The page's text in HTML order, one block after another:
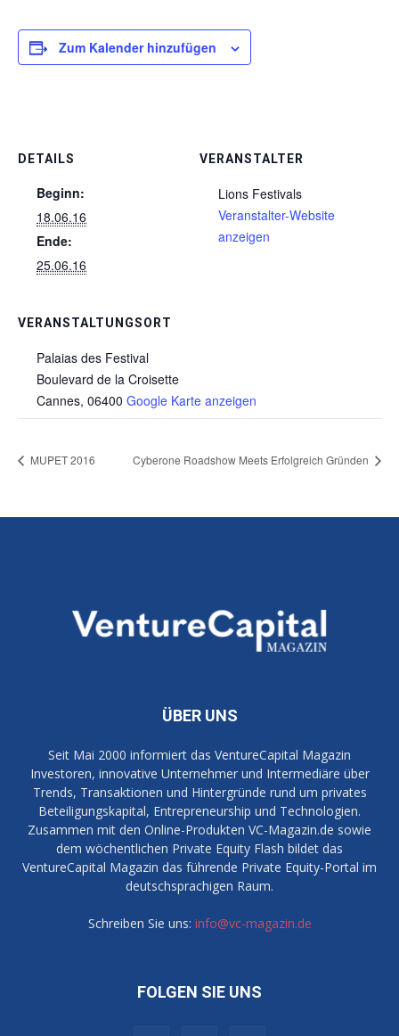
Zum Kalender hinzufügen
DETAILS
Beginn:
18.06.16
Ende:
25.06.16
VERANSTALTUNGSORT
Palaias des Festival
Boulevard de la Croisette
Cannes, 06400 Google Karte anzeigen
VERANSTALTER
Lions Festivals
Veranstalter-Website
anzeigen
MUPET 2016 Cyberone Roadshow Meets Erfolgreich Gründen
ÜBER UNS
Seit Mai 2000 informiert das VentureCapital Magazin
Investoren, innovative Unternehmer und Intermediäre über
Trends, Transaktionen und Hintergründe rund um privates
Beteiligungskapital, Entrepreneurship und Technologien.
Zusammen mit den Online-Produkten VC-Magazin.de sowie
dem wöchentlichen Private Equity Flash bildet das
VentureCapital Magazin das führende Private Equity-Portal im
deutschsprachigen Raum.
Schreiben Sie uns: info@vc-magazin.de
FOLGEN SIE UNS